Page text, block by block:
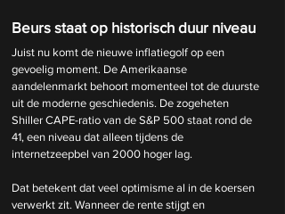
Beurs staat op historisch duur niveau
Juist nu komt de nieuwe inflatiegolf op een
gevoelig moment. De Amerikaanse
aandelenmarkt behoort momenteel tot de duurste
uit de moderne geschiedenis. De zogeheten
Shiller CAPE-ratio van de S&P 500 staat rond de
41, een niveau dat alleen tijdens de
internetzeepbel van 2000 hoger lag.
Dat betekent dat veel optimisme al in de koersen
verwerkt zit. Wanneer de rente stijgt en